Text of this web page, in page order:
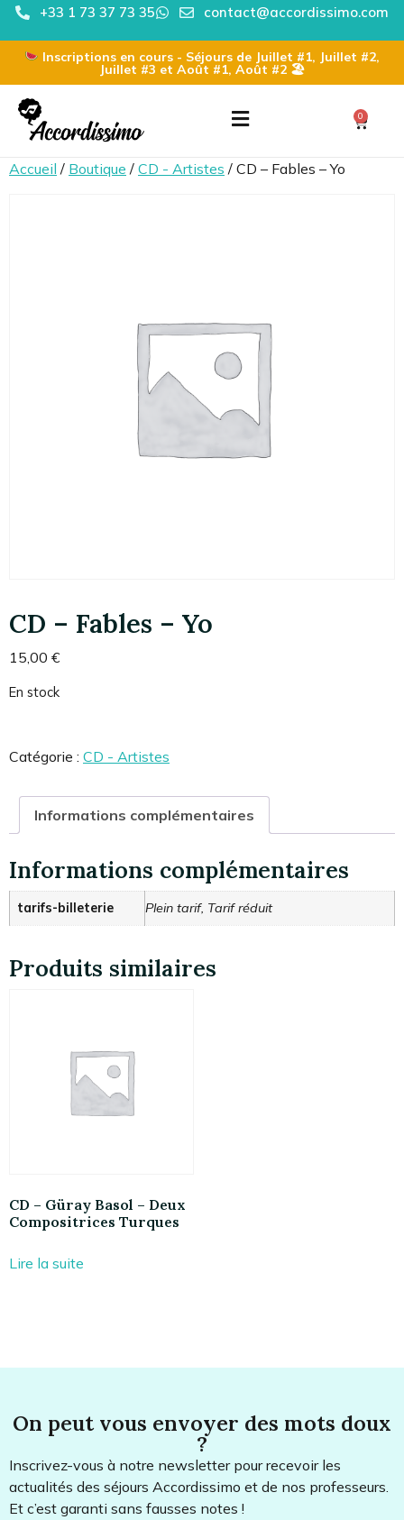
+33 1 73 37 73 35 contact@accordissimo.com
Inscriptions en cours - Séjours de Juillet #1, Juillet #2,
Juillet #3 et Août #1, Août #2 🏖
0
Accueil / Boutique / CD - Artistes / CD – Fables – Yo
CD – Fables – Yo
15,00 €
En stock
Catégorie : CD - Artistes
Informations complémentaires
Informations complémentaires
tarifs-billeterie Plein tarif, Tarif réduit
Produits similaires
CD – Güray Basol – Deux
Compositrices Turques
Lire la suite
On peut vous envoyer des mots doux
?
Inscrivez-vous à notre newsletter pour recevoir les
actualités des séjours Accordissimo et de nos professeurs.
Et c’est garanti sans fausses notes !